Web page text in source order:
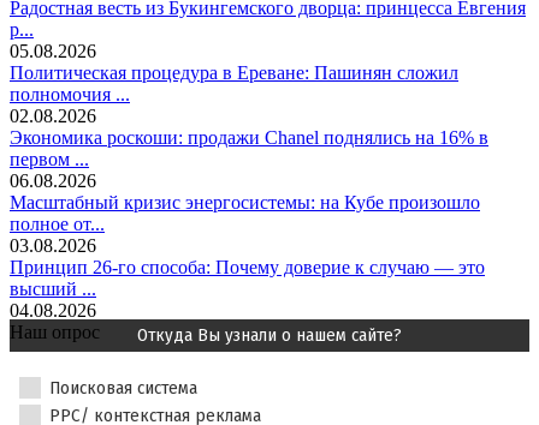
Радостная весть из Букингемского дворца: принцесса Евгения
р...
05.08.2026
Политическая процедура в Ереване: Пашинян сложил
полномочия ...
02.08.2026
Экономика роскоши: продажи Chanel поднялись на 16% в
первом ...
06.08.2026
Масштабный кризис энергосистемы: на Кубе произошло
полное от...
03.08.2026
Принцип 26-го способа: Почему доверие к случаю — это
высший ...
04.08.2026
Наш опрос
Откуда Вы узнали о нашем сайте?
Поисковая система
PPC/ контекстная реклама